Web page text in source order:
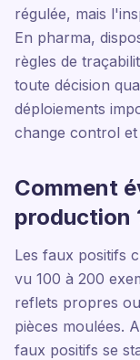
régulée, mais
En pharma,
règles de
toute décision
déploiements
change control et
Comment
production
Les faux positifs
vu 100 à 200
reflets propres
pièces moulées.
faux positifs se